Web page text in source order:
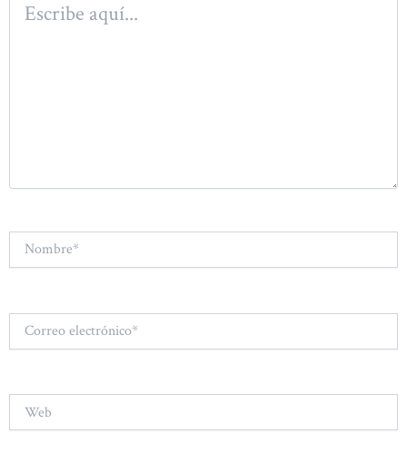
aquí...
Nombre*
electrónico*